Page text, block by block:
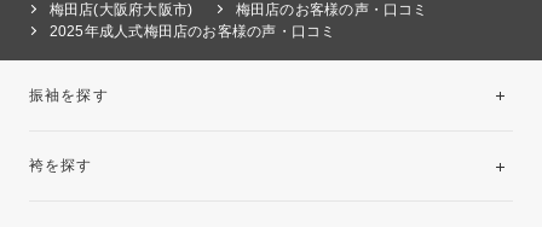
梅田店(大阪府大阪市)
梅田店のお客様の声・口コミ
2025年成人式梅田店のお客様の声・口コミ
振袖を探す
袴を探す